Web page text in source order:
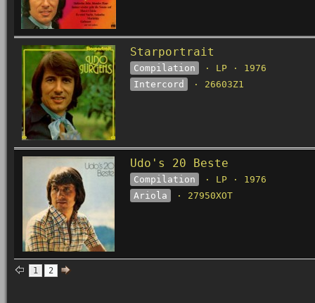
Starportrait
Compilation
· LP · 1976
Intercord
· 26603Z1
Udo's 20 Beste
Compilation
· LP · 1976
Ariola
· 27950XOT
1 2